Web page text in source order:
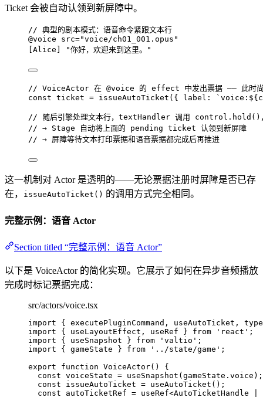
Ticket 会被自动认领到新屏障中。
// 典型的剧本模式：语音命令紧跟文本行
@voice
src="voice/ch01_001.opus"
Alice "你好，欢迎来到这里。"
// VoiceActor 在 @voice 的 effect 中发出票据 —— 此时尚
const ticket = issueAutoTicket ( { label: ` voice: ${
// 随后引擎处理文本行，textHandler 调用 control.hold()
// → Stage 自动将上面的 pending ticket 认领到新屏障
// → 屏障等待文本打印票据和语音票据都完成后再推进
这一机制对 Actor 是透明的——无论票据注册时屏障是否已存
在，
issueAutoTicket() 的调用方式完全相同。
完整示例：语音 Actor
Section titled “完整示例：语音 Actor”
以下是 VoiceActor 的简化实现。它展示了如何在异步音频播放
完成时标记票据完成：
src/actors/voice.tsx
import { executePluginCommand, useAutoTicket, type
import { useLayoutEffect, useRef } from ' react ' ;
import { useSnapshot } from ' valtio ' ;
import { gameState } from ' ../state/game ' ;
export
function VoiceActor()
{
const voiceState = useSnapshot (gameState . voice );
const issueAutoTicket = useAutoTicket ();
const autoTicketRef = useRef<AutoTicketHandle